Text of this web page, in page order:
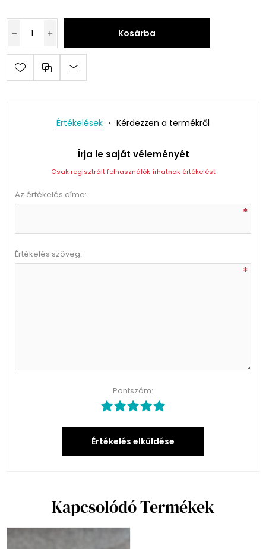
Kosárba
Értékelések Kérdezzen a termékről
Írja le saját véleményét
Csak regisztrált felhasználók írhatnak értékelést
Az értékelés címe:
*
Értékelés szöveg:
*
Pontszám:
Értékelés elküldése
Kapcsolódó Termékek